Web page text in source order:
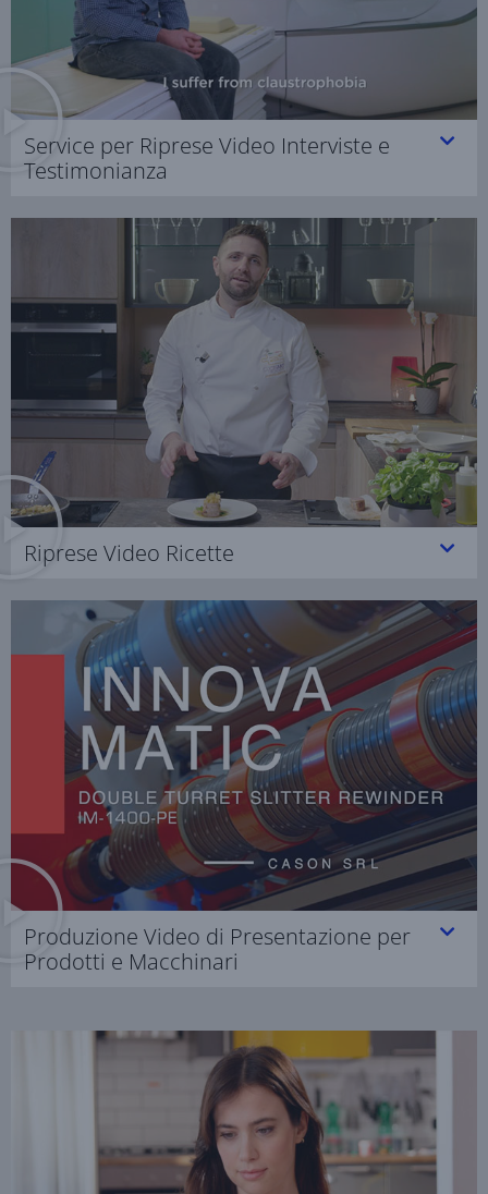
Service per Riprese Video Interviste e
Testimonianza
Riprese Video Ricette
Produzione Video di Presentazione per
Prodotti e Macchinari